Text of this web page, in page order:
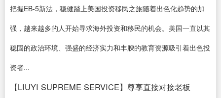
把握EB-5新法，稳健踏上美国投资移民之旅随着出色化趋势的加
强，越来越多的人开始寻求海外投资和移民的机会。美国一直以其
稳固的政治环境、强盛的经济实力和丰腴的教育资源吸引着出色投
资者...
【LIUYI SUPREME SERVICE】尊享直接对接老板